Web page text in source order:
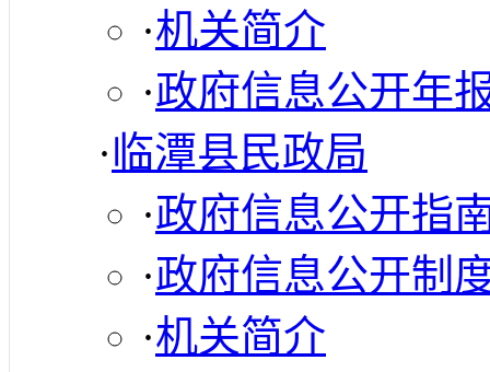
·机关简介
·政府信息公开年
·临潭县民政局
·政府信息公开指
·政府信息公开制
·机关简介